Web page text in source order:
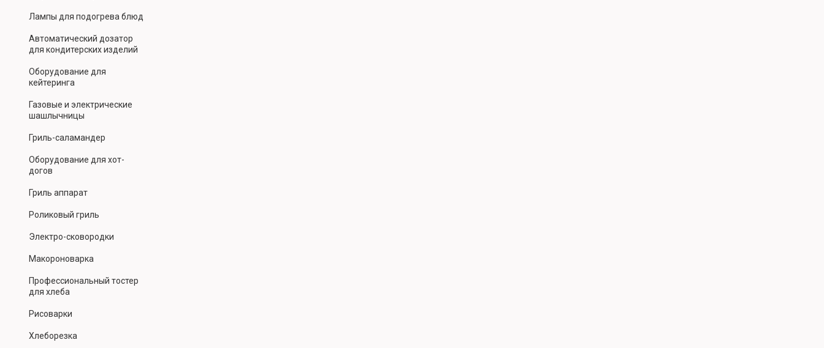
Лампы для подогрева блюд
Автоматический дозатор
для кондитерских изделий
Оборудование для
кейтеринга
Газовые и электрические
шашлычницы
Гриль-саламандер
Оборудование для хот-
догов
Гриль аппарат
Роликовый гриль
Электро-сковородки
Макороноварка
Профессиональный тостер
для хлеба
Рисоварки
Хлеборезка